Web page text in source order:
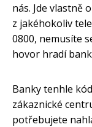
nás. Jde vlastně
z jakéhokoliv
0800, nemusíte
hovor hradí
Banky tenhle
zákaznické
potřebujete